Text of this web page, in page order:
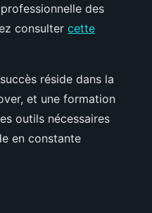
des
consulter cette
réside dans la
et une formation
outils nécessaires
en constante